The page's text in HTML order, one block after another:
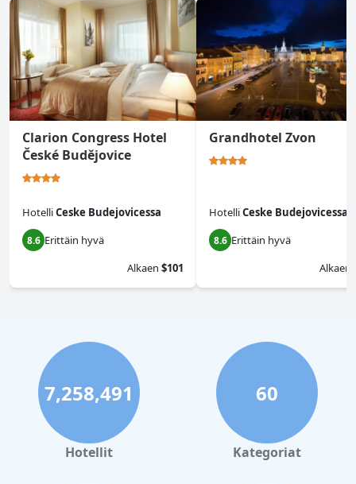
Clarion Congress Hotel
České Budějovice
HotelliCeske Budejovicessa
8.6 Erittäin hyvä
Alkaen $101
Grandhotel Zvon
HotelliCeske Budejovicessa
8.6 Erittäin hyvä
Alkaen
7,258,491
Hotellit
60
Kategoriat